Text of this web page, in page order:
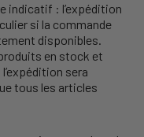
indicatif : l’expédition
si la commande
disponibles.
en stock et
sera
tous les articles